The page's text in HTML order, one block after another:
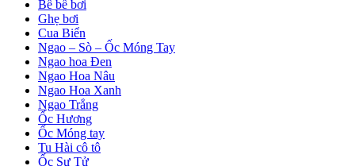
Bề bề bơi
Ghẹ bơi
Cua Biển
Ngao – Sò – Ốc Móng Tay
Ngao hoa Đen
Ngao Hoa Nâu
Ngao Hoa Xanh
Ngao Trắng
Ốc Hương
Ốc Móng tay
Tu Hài cô tô
Ốc Sư Tử